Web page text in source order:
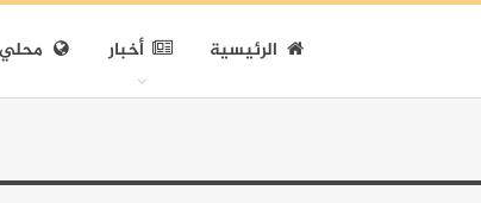
الرئيسية أخبار محلي